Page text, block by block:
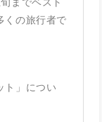
くの旅行者で
ト」につい